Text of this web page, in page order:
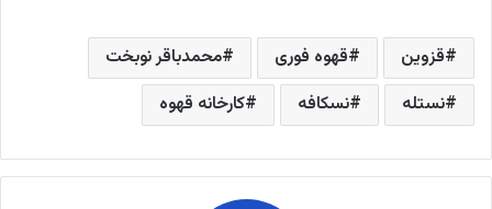
قزوین قهوه فوری
محمدباقر نوبخت
نستله
نسکافه کارخانه قهوه